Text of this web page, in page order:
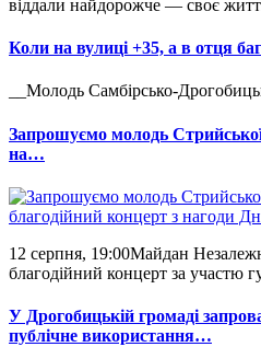
віддали найдорожче — своє
Коли на вулиці +35, а в отця
__Молодь Самбірсько-
Запрошуємо молодь
на…
12 серпня, 19:00Майдан
благодійний концерт за участю
У Дрогобицькій громаді
публічне використання…